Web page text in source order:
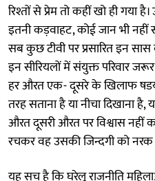
रिश्तों से प्रेम तो कहीं खो ही गया
इतनी कड़वाहट, कोई जान भी
सब कुछ टीवी पर प्रसारित इन
इन सीरियलों में संयुक्त परिवार
हर औरत एक- दूसरे के खिलाफ
तरह सताना है या नीचा दिखाना
औरत दूसरी औरत पर विश्वास नहीं
रचकर वह उसकी जिन्दगी को नरक
यह सच है कि घरेलू राजनीति